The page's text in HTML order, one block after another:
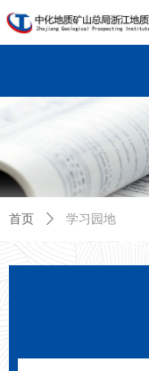
新闻
首页 ꄲ 学习园地